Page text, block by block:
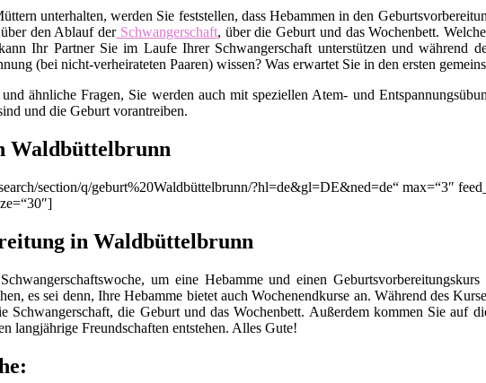
unterhalten, werden Sie feststellen, dass Hebammen in den
den Ablauf derSchwangerschaft, über die Geburt und das Wochenbett.
Ihr Partner Sie im Laufe Ihrer Schwangerschaft unterstützen und während
(bei nicht-verheirateten Paaren) wissen? Was erwartet Sie in den ersten
ähnliche Fragen, Sie werden auch mit speziellen Atem- und
und die Geburt vorantreiben.
Waldbüttelbrunn
section/q/geburt%20Waldbüttelbrunn/?hl=de&gl=DE&ned=de“ max=“3″
in Waldbüttelbrunn
um eine Hebamme und einen Geburtsvorbereitungskurs
es sei denn, Ihre Hebamme bietet auch Wochenendkurse an. Während des
Schwangerschaft, die Geburt und das Wochenbett. Außerdem kommen Sie auf
langjährige Freundschaften entstehen. Alles Gute!